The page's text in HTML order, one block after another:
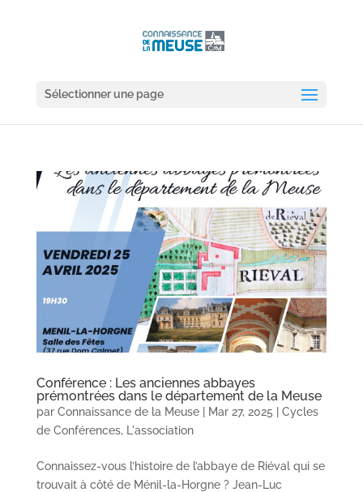
Sélectionner une page
Conférence : Les anciennes abbayes
prémontrées dans le département de la Meuse
par Connaissance de la Meuse| Mar 27, 2025
Cycles
de Conférences, L'association
Connaissez-vous l’histoire de l’abbaye de Riéval qui se
trouvait à côté de Ménil-la-Horgne ? Jean-Luc